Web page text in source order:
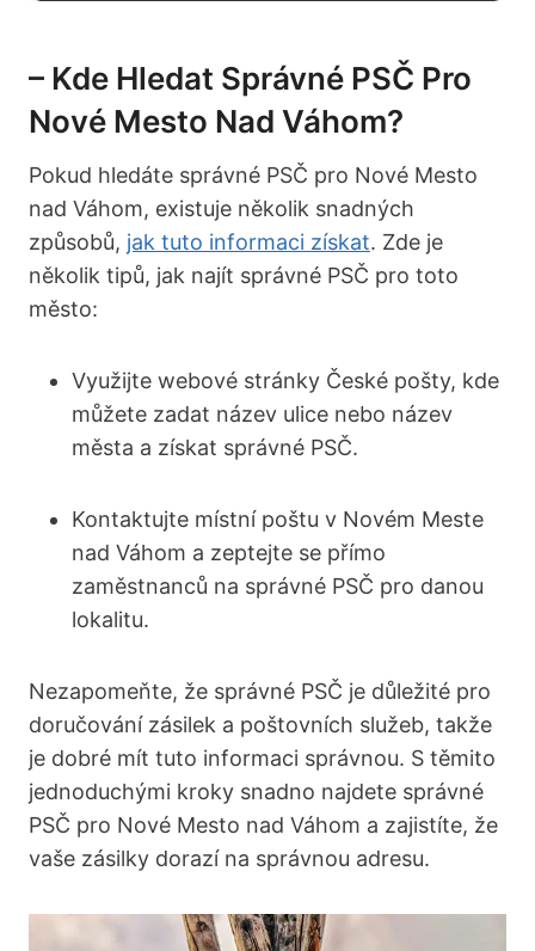
– Kde Hledat Správné PSČ Pro
Nové Mesto Nad Váhom?
Pokud hledáte správné PSČ pro Nové Mesto
nad ​Váhom, existuje několik snadných
způsobů, jak tuto informaci získat. Zde je
několik ‌tipů, jak​ najít⁢ správné PSČ pro toto
město:
Využijte⁤ webové ‌stránky‍ České pošty, kde
můžete zadat název ulice nebo název
města a získat správné PSČ.
Kontaktujte​ místní poštu v Novém Meste ​
nad⁢ Váhom a zeptejte se přímo
zaměstnanců ⁤na správné‍ PSČ pro danou​
lokalitu.
Nezapomeňte, že ‌správné PSČ je‌ důležité pro
doručování zásilek ​a poštovních služeb, takže‌
je dobré mít ⁤tuto informaci správnou. ⁤S těmito
jednoduchými kroky snadno najdete správné
PSČ pro Nové Mesto⁤ nad Váhom a zajistíte, že
vaše ⁣zásilky dorazí na správnou adresu.